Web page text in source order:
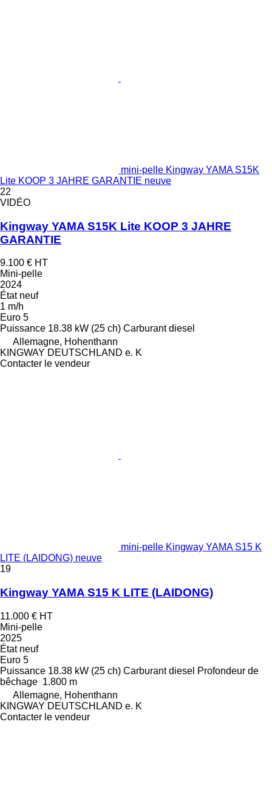
mini-pelle Kingway YAMA S15K
Lite KOOP 3 JAHRE GARANTIE neuve
22
VIDÉO
Kingway YAMA S15K Lite KOOP 3 JAHRE
GARANTIE
9.100 € HT
Mini-pelle
2024
Étatneuf
1 m/h
Euro 5
Puissance 18.38 kW (25 ch) Carburant diesel
Allemagne, Hohenthann
KINGWAY DEUTSCHLAND e. K
Contacter le vendeur
mini-pelle Kingway YAMA S15 K
LITE (LAIDONG) neuve
19
Kingway YAMA S15 K LITE (LAIDONG)
11.000 € HT
Mini-pelle
2025
Étatneuf
Euro 5
Puissance 18.38 kW (25 ch) Carburant diesel Profondeur de
bêchage 1.800 m
Allemagne, Hohenthann
KINGWAY DEUTSCHLAND e. K
Contacter le vendeur